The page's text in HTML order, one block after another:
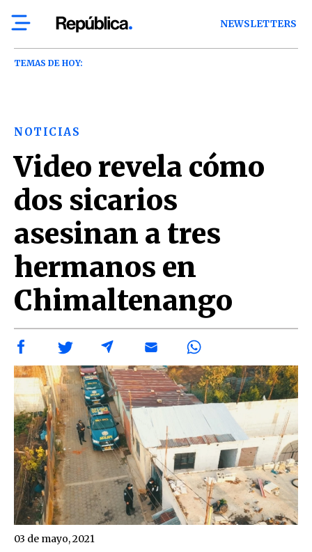
NEWSLETTERS
TEMAS DE HOY:
NOTICIAS
Video revela cómo
dos sicarios
asesinan a tres
hermanos en
Chimaltenango
03 de mayo, 2021